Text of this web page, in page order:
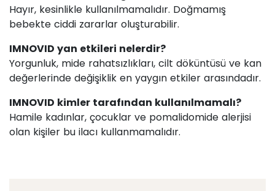
Hayır, kesinlikle kullanılmamalıdır. Doğmamış
bebekte ciddi zararlar oluşturabilir.
IMNOVID yan etkileri nelerdir?
Yorgunluk, mide rahatsızlıkları, cilt döküntüsü ve kan
değerlerinde değişiklik en yaygın etkiler arasındadır.
IMNOVID kimler tarafından kullanılmamalı?
Hamile kadınlar, çocuklar ve pomalidomide alerjisi
olan kişiler bu ilacı kullanmamalıdır.